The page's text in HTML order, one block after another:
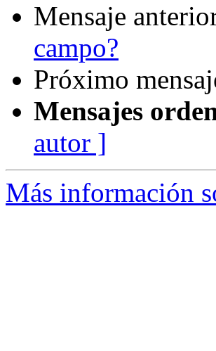
Mensaje
campo?
Próximo
Mensajes
autor ]
Más información